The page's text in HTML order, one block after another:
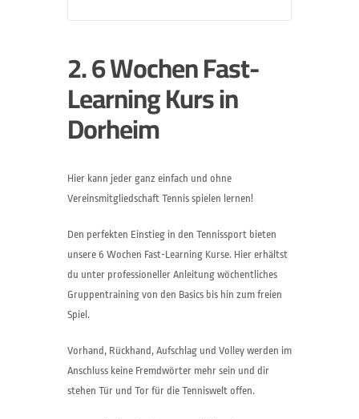
2. 6 Wochen Fast-
Learning Kurs in
Dorheim
Hier kann jeder ganz einfach und ohne
Vereinsmitgliedschaft Tennis spielen lernen!
Den perfekten Einstieg in den Tennissport bieten
unsere 6 Wochen Fast-Learning Kurse. Hier erhältst
du unter professioneller Anleitung wöchentliches
Gruppentraining von den Basics bis hin zum freien
Spiel.
Vorhand, Rückhand, Aufschlag und Volley werden im
Anschluss keine Fremdwörter mehr sein und dir
stehen Tür und Tor für die Tenniswelt offen.